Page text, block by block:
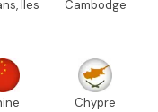
Iles Cambodge
Chypre